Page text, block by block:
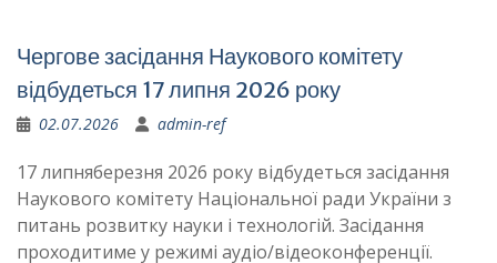
Чергове засідання Наукового комітету
відбудеться 17 липня 2026 року
02.07.2026 admin-ref
17 липняберезня 2026 року відбудеться засідання
Наукового комітету Національної ради України з
питань розвитку науки і технологій. Засідання
проходитиме у режимі аудіо/відеоконференції.